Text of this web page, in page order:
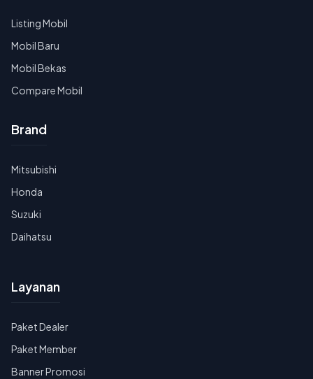
Listing Mobil
Mobil Baru
Mobil Bekas
Compare Mobil
Brand
Mitsubishi
Honda
Suzuki
Daihatsu
Layanan
Paket Dealer
Paket Member
Banner Promosi